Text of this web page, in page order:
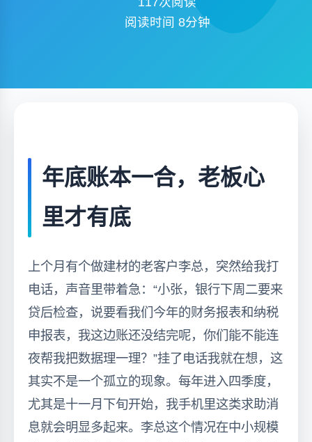
阅读时间 8分钟
年底账本一合，老板心
里才有底
上个月有个做建材的老客户李总，突然给我打
电话，声音里带着急：“小张，银行下周二要来
贷后检查，说要看我们今年的财务报表和纳税
申报表，我这边账还没结完呢，你们能不能连
夜帮我把数据理一理？”挂了电话我就在想，这
其实不是一个孤立的现象。每年进入四季度，
尤其是十一月下旬开始，我手机里这类求助消
息就会明显多起来。李总这个情况在中小规模